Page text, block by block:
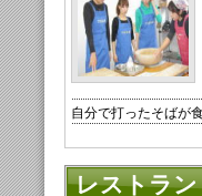
自分で打ったそばが
レストラン